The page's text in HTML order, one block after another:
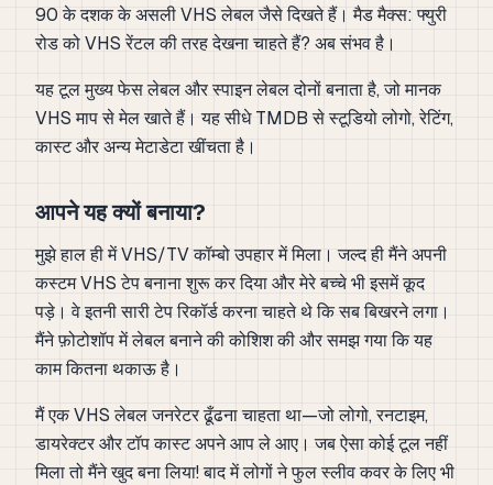
90 के दशक के असली VHS लेबल जैसे दिखते हैं। मैड मैक्स: फ्युरी
रोड को VHS रेंटल की तरह देखना चाहते हैं? अब संभव है।
यह टूल मुख्य फेस लेबल और स्पाइन लेबल दोनों बनाता है, जो मानक
VHS माप से मेल खाते हैं। यह सीधे TMDB से स्टूडियो लोगो, रेटिंग,
कास्ट और अन्य मेटाडेटा खींचता है।
आपने यह क्यों बनाया?
मुझे हाल ही में VHS/TV कॉम्बो उपहार में मिला। जल्द ही मैंने अपनी
कस्टम VHS टेप बनाना शुरू कर दिया और मेरे बच्चे भी इसमें कूद
पड़े। वे इतनी सारी टेप रिकॉर्ड करना चाहते थे कि सब बिखरने लगा।
मैंने फ़ोटोशॉप में लेबल बनाने की कोशिश की और समझ गया कि यह
काम कितना थकाऊ है।
मैं एक VHS लेबल जनरेटर ढूँढना चाहता था—जो लोगो, रनटाइम,
डायरेक्टर और टॉप कास्ट अपने आप ले आए। जब ऐसा कोई टूल नहीं
मिला तो मैंने खुद बना लिया! बाद में लोगों ने फुल स्लीव कवर के लिए भी